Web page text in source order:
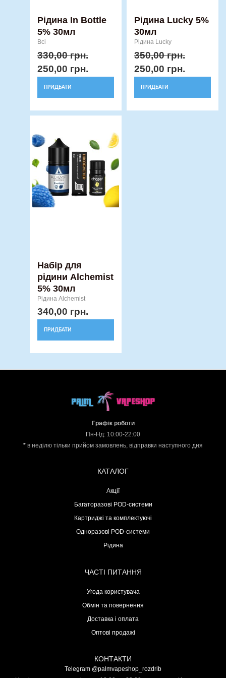
Рідина In Bottle
5% 30мл
Всі
330,00грн.
250,00 грн.
ПРИДБАТИ
Рідина Lucky 5%
30мл
Рідина Lucky
350,00грн.
250,00 грн.
ПРИДБАТИ
Набір для
рідини Alchemist
5% 30мл
Рідина Alchemist
340,00 грн.
ПРИДБАТИ
товар
має
кілька
варіантів.
Параметри
можна
Графік роботи
Пн-Нд: 10:00-22:00
* в неділю тільки прийом замовлень, відправки наступного дня
КАТАЛОГ
Акції
Багаторазові POD-системи
Картриджі та комплектуючі
Одноразові POD-системи
Рідина
ЧАСТІ ПИТАННЯ
Угода користувача
Обмін та повернення
Доставка і оплата
Оптові продажі
КОНТАКТИ
Telegram @palmvapeshop_rozdrib